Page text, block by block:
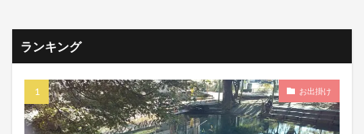
ランキング
お出掛け